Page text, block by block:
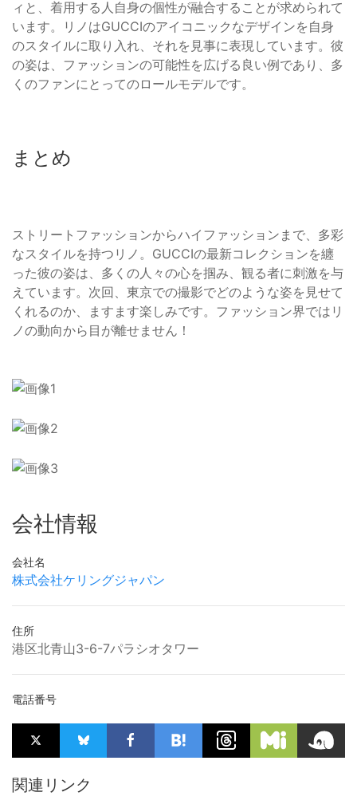
ィと、着用する人自身の個性が融合することが求められて
います。リノはGUCCIのアイコニックなデザインを自身
のスタイルに取り入れ、それを見事に表現しています。彼
の姿は、ファッションの可能性を広げる良い例であり、多
くのファンにとってのロールモデルです。
まとめ
ストリートファッションからハイファッションまで、多彩
なスタイルを持つリノ。GUCCIの最新コレクションを纏
った彼の姿は、多くの人々の心を掴み、観る者に刺激を与
えています。次回、東京での撮影でどのような姿を見せて
くれるのか、ますます楽しみです。ファッション界ではリ
ノの動向から目が離せません！
会社情報
会社名
株式会社ケリングジャパン
住所
港区北青山3-6-7パラシオタワー
電話番号
関連リンク